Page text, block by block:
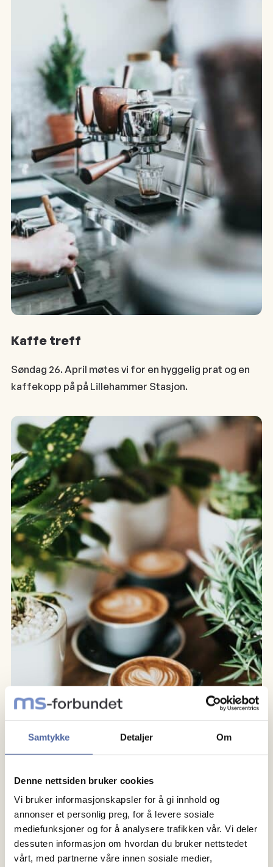
Samtykke Detaljer Om
Denne nettsiden bruker cookies
Vi bruker informasjonskapsler for å gi innhold og
annonser et personlig preg, for å levere sosiale
mediefunksjoner og for å analysere trafikken vår. Vi deler
dessuten informasjon om hvordan du bruker nettstedet
vårt, med partnerne våre innen sosiale medier,
Kaffe treff
Søndag 26. April møtes vi for en hyggelig prat og en
kaffekopp på på Lillehammer Stasjon.
Kaffetreff
Vi møtes på Lillehammer stasjon for en hyggelig
kaffekopp Søndag 22. Februar. klokka 12:00